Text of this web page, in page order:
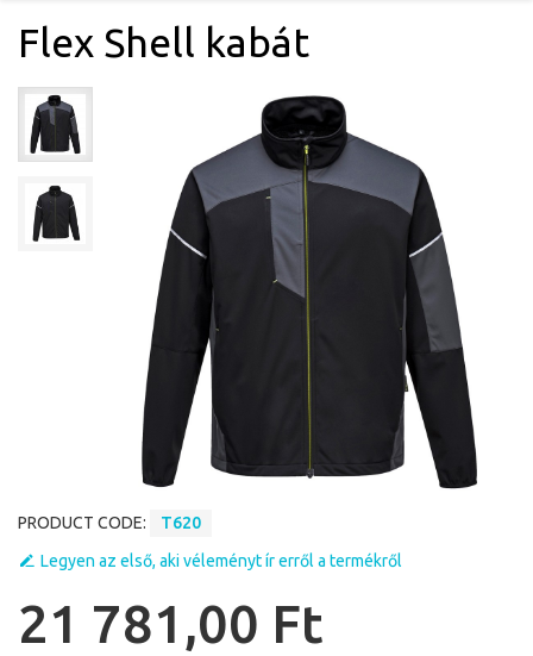
Flex Shell kabát
PRODUCT CODE:
T620
Legyen az első, aki véleményt ír erről a termékről
21 781,00 Ft